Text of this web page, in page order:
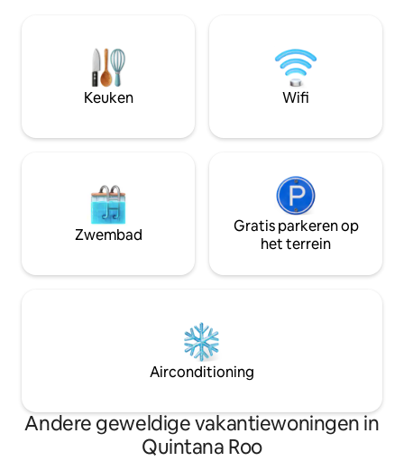
exotische houten meubels en
geïmporteerd marmer hebben deze
plek ongeëvenaard in Cancun.
uitgeruste
barbecue voor
buitengrillen.
Keuken Wifi
Zwembad
Gratis parkeren op
het terrein
Airconditioning
Andere geweldige vakantiewoningen in
Quintana Roo